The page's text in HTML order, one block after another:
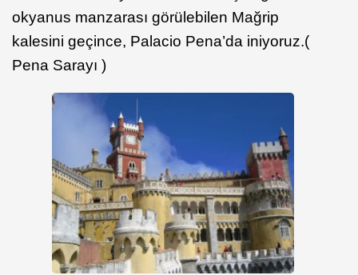
okyanus manzarası görülebilen Mağrip
kalesini geçince, Palacio Pena’da iniyoruz.(
Pena Sarayı )